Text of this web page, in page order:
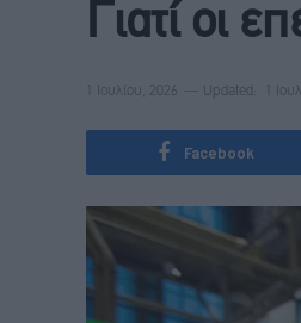
Γιατί οι
1 Ιουλίου, 2026 Updated: 1
Facebook